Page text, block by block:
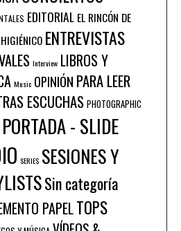
EDITORIAL EL RINCÓN DE
ENTREVISTAS
Interview LIBROS Y
Music OPINIÓN PARA LEER
ESCUCHAS PHOTOGRAPHIC
PORTADA - SLIDE
SERIES SESIONES Y
Sin categoría
PAPELTOPS